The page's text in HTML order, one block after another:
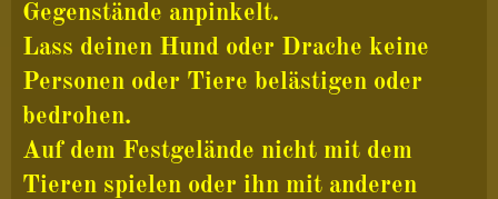
Gegenstände anpinkelt.
Lass deinen Hund oder Drache keine
Personen oder Tiere belästigen oder
bedrohen.
Auf dem Festgelände nicht mit dem
Tieren spielen oder ihn mit anderen